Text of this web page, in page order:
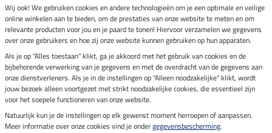
Verzending per
Veilig betalen met
Impressum
Wij ook! We gebruiken cookies en andere technologieën om je een optimale en veilige
online winkelen aan te bieden, om de prestaties van onze website te meten en om
relevante producten voor jou en je paard te tonen! Hiervoor verzamelen we gegevens
over onze gebruikers en hoe zij onze website kunnen gebruiken op hun apparaten.
Als je op "Alles toestaan" klikt, ga je akkoord met het gebruik van cookies en de
bijbehorende verwerking van je gegevens en met de overdracht van de gegevens aan
onze dienstverleners. Als je in de instellingen op "Alleen noodzakelijke" klikt, wordt
jouw bezoek alleen voortgezet met strikt noodzakelijke cookies, die essentieel zijn
voor het soepele functioneren van onze website.
Natuurlijk kun je de instellingen op elk gewenst moment herroepen of aanpassen.
Meer informatie over onze cookies vind je ondergegevensbescherming.